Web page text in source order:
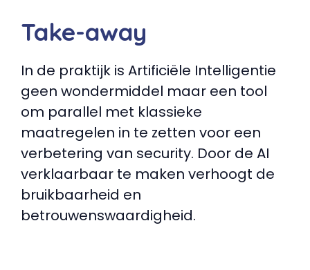
Take-away
In de praktijk is Artificiële Intelligentie
geen wondermiddel maar een tool
om parallel met klassieke
maatregelen in te zetten voor een
verbetering van security. Door de AI
verklaarbaar te maken verhoogt de
bruikbaarheid en
betrouwenswaardigheid.